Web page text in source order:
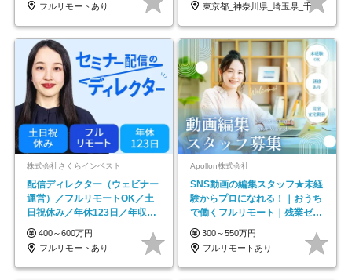
フルリモートあり
東京都_神奈川県_埼玉県_千葉県_大阪府…
株式会社さくらインベスト
配信ディレクター（ウェビナー
運営）／フルリモートOK／土
日祝休み／年休123日／年収
600万円可
400～600万円
フルリモートあり
Apollon株式会社
SNS動画の編集スタッフ★未経
験からプロになれる！｜おうち
で働くフルリモート｜残業ゼロ
で18時退勤◎
300～550万円
フルリモートあり